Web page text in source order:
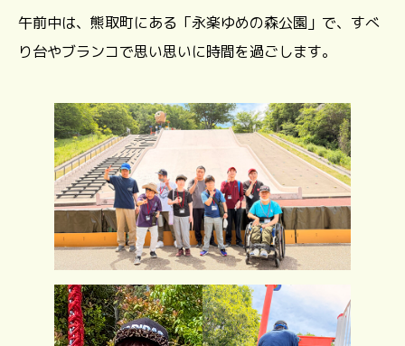
午前中は、熊取町にある「永楽ゆめの森公園」で、すべ
り台やブランコで思い思いに時間を過ごします。